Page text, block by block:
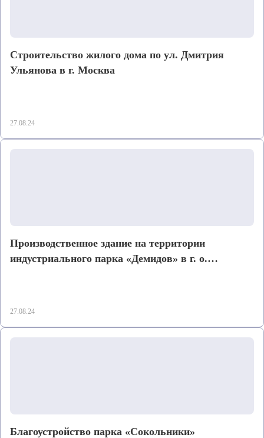
Строительство жилого дома по ул. Дмитрия
Ульянова в г. Москва
27.08.24
Производственное здание на территории
индустриального парка «Демидов» в г. о.
27.08.24
Благоустройство парка «Сокольники»